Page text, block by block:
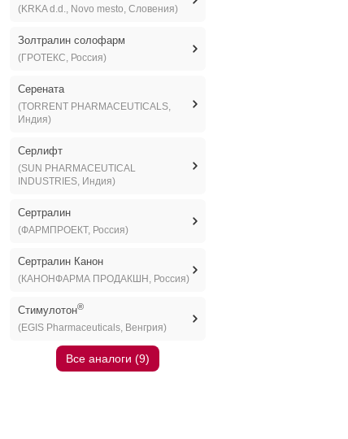
(KRKA d.d., Novo mesto, Словения)
Золтралин солофарм
(ГРОТЕКС, Россия)
Серената
(TORRENT PHARMACEUTICALS,
Индия)
Серлифт
(SUN PHARMACEUTICAL
INDUSTRIES, Индия)
Сертралин
(ФАРМПРОЕКТ, Россия)
Сертралин Канон
(КАНОНФАРМА ПРОДАКШН, Россия)
Стимулотон®
(EGIS Pharmaceuticals, Венгрия)
Все аналоги (9)